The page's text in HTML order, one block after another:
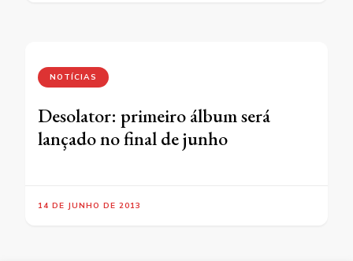
NOTÍCIAS
Desolator: primeiro álbum será
lançado no final de junho
14 DE JUNHO DE 2013